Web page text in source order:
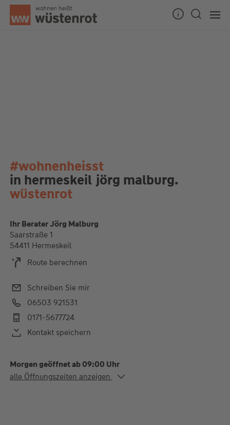
#wohnenheisst
in hermeskeil jörg malburg.
wüstenrot
Ihr Berater Jörg Malburg
Saarstraße 1
54411 Hermeskeil
Route berechnen
Schreiben Sie mir
06503 921531
0171-5677724
Kontakt speichern
Morgen geöffnet ab 09:00 Uhr
Alle Öffnungszeiten
alle Öffnungszeiten anzeigen